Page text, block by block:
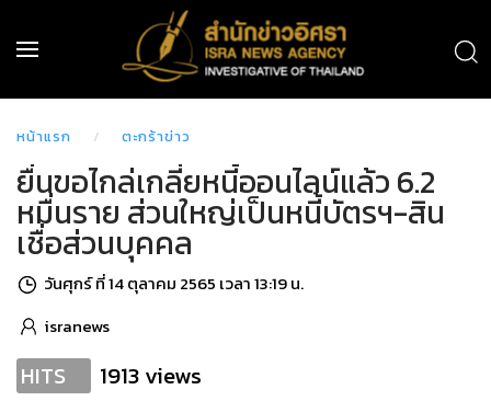
หน้าแรก ตะกร้าข่าว
ยื่นขอไกล่เกลี่ยหนี้ออนไลน์แล้ว 6.2
หมื่นราย ส่วนใหญ่เป็นหนี้บัตรฯ-สิน
เชื่อส่วนบุคคล
วันศุกร์ ที่ 14 ตุลาคม 2565 เวลา 13:19 น.
isranews
HITS 1913 views